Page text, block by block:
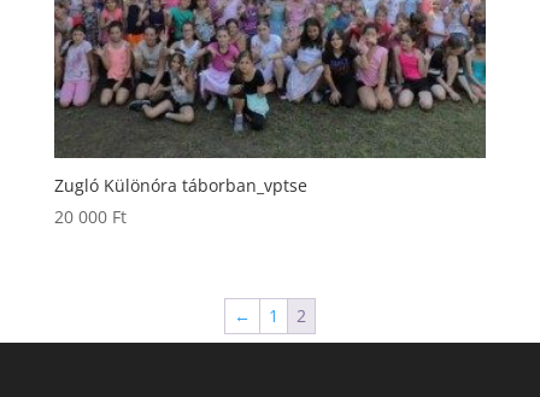
Zugló Különóra táborban_vptse
20 000 Ft
← 1 2